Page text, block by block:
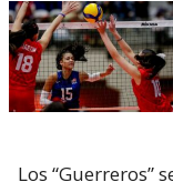
Los “Guerreros”